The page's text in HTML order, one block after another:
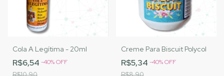
Cola A Legítima - 20ml
R$6,54 -40%OFF
Creme Para Biscuit Polycol
R$5,34 -40%OFF